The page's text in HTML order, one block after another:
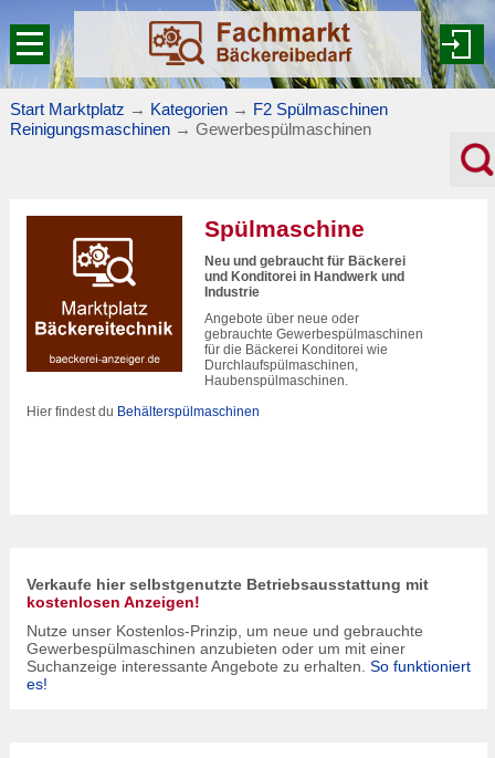
Start Marktplatz → Kategorien → F2 Spülmaschinen
Reinigungsmaschinen → Gewerbespülmaschinen
Spülmaschine
Neu und gebraucht für Bäckerei
und Konditorei in Handwerk und
Industrie
Angebote über neue oder
gebrauchte Gewerbespülmaschinen
für die Bäckerei Konditorei wie
Durchlaufspülmaschinen,
Haubenspülmaschinen.
Hier findest du Behälterspülmaschinen
Verkaufe hier selbstgenutzte Betriebsausstattung mit
kostenlosen Anzeigen!
Nutze unser Kostenlos-Prinzip, um neue und gebrauchte
Gewerbespülmaschinen anzubieten oder um mit einer
Suchanzeige interessante Angebote zu erhalten. So funktioniert
es!